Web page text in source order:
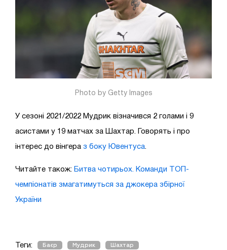
Photo by Getty Images
У сезоні 2021/2022 Мудрик візначився 2 голами і 9
асистами у 19 матчах за Шахтар. Говорять і про
інтерес до вінгера з боку Ювентуса.
Читайте також: Битва чотирьох. Команди ТОП-
чемпіонатів змагатимуться за джокера збірної
України
Теги: Баєр Мудрик Шахтар